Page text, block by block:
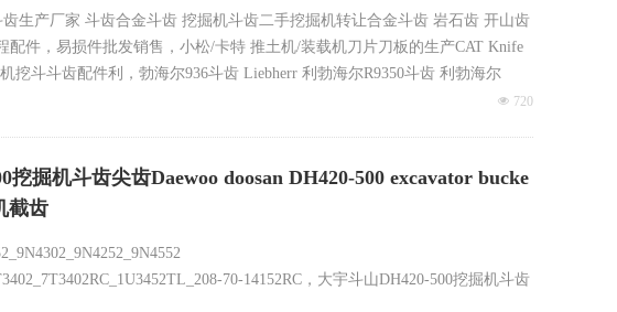
生产厂家 斗齿合金斗齿 挖掘机斗齿二手挖掘机转让合金斗齿 岩石齿 开山齿
件，易损件批发销售，小松/卡特 推土机/装载机刀片刀板的生产CAT Knife
挖斗斗齿配件利，勃海尔936斗齿 Liebherr 利勃海尔R9350斗齿 利勃海尔
넶 720
掘机斗齿尖齿Daewoo doosan DH420-500 excavator bucke
截齿
70-14152RC，大宇斗山DH420-500挖掘机斗齿